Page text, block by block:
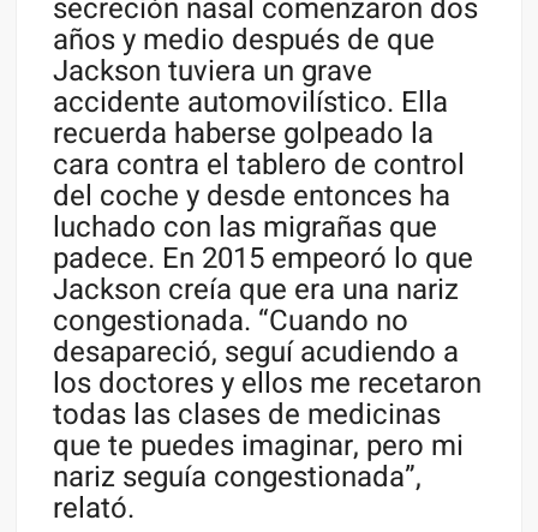
secreción nasal comenzaron dos
años y medio después de que
Jackson tuviera un grave
accidente automovilístico. Ella
recuerda haberse golpeado la
cara contra el tablero de control
del coche y desde entonces ha
luchado con las migrañas que
padece. En 2015 empeoró lo que
Jackson creía que era una nariz
congestionada. “Cuando no
desapareció, seguí acudiendo a
los doctores y ellos me recetaron
todas las clases de medicinas
que te puedes imaginar, pero mi
nariz seguía congestionada”,
relató.